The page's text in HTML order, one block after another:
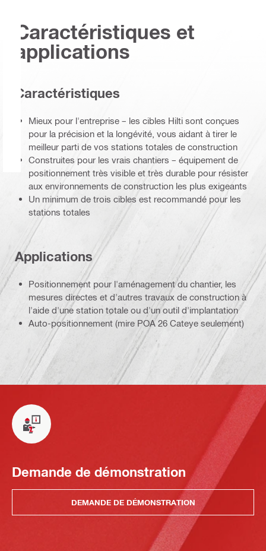
Caractéristiques et
applications
Caractéristiques
Mieux pour l'entreprise – les cibles Hilti sont conçues
pour la précision et la longévité, vous aidant à tirer le
meilleur parti de vos stations totales de construction
Construites pour les vrais chantiers – équipement de
positionnement très visible et très durable pour résister
aux environnements de construction les plus exigeants
Un minimum de trois cibles est recommandé pour les
stations totales
Applications
Positionnement pour l'aménagement du chantier, les
mesures directes et d'autres travaux de construction à
l'aide d'une station totale ou d'un outil d'implantation
Auto-positionnement (mire POA 26 Cateye seulement)
Demande de démonstration
DEMANDE DE DÉMONSTRATION